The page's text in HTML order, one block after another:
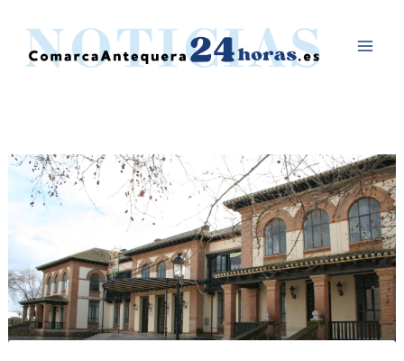
contenido